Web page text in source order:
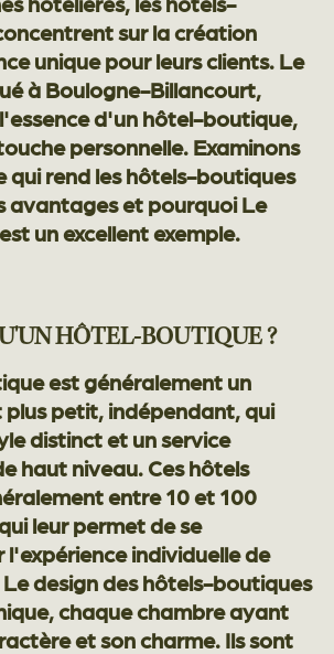
sur la création
unique pour leurs clients. Le
à Boulogne-Billancourt,
d'un hôtel-boutique,
personnelle. Examinons
qui rend les hôtels-boutiques
avantages et pourquoi Le
un excellent exemple.
HÔTEL-BOUTIQUE ?
est généralement un
petit, indépendant, qui
distinct et un service
haut niveau. Ces hôtels
entre 10 et 100
leur permet de se
l'expérience individuelle de
design des hôtels-boutiques
chaque chambre ayant
et son charme. Ils sont